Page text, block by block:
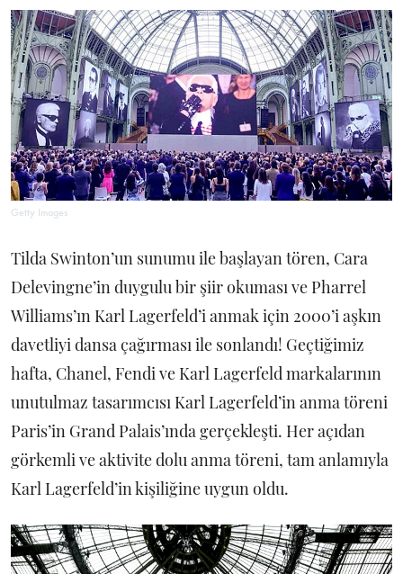
Getty Images
Tilda Swinton’un sunumu ile başlayan tören, Cara
Delevingne’in duygulu bir şiir okuması ve Pharrel
Williams’ın Karl Lagerfeld’i anmak için 2000’i aşkın
davetliyi dansa çağırması ile sonlandı! Geçtiğimiz
hafta, Chanel, Fendi ve Karl Lagerfeld markalarının
unutulmaz tasarımcısı Karl Lagerfeld’in anma töreni
Paris’in Grand Palais’ında gerçekleşti. Her açıdan
görkemli ve aktivite dolu anma töreni, tam anlamıyla
Karl Lagerfeld’in kişiliğine uygun oldu.